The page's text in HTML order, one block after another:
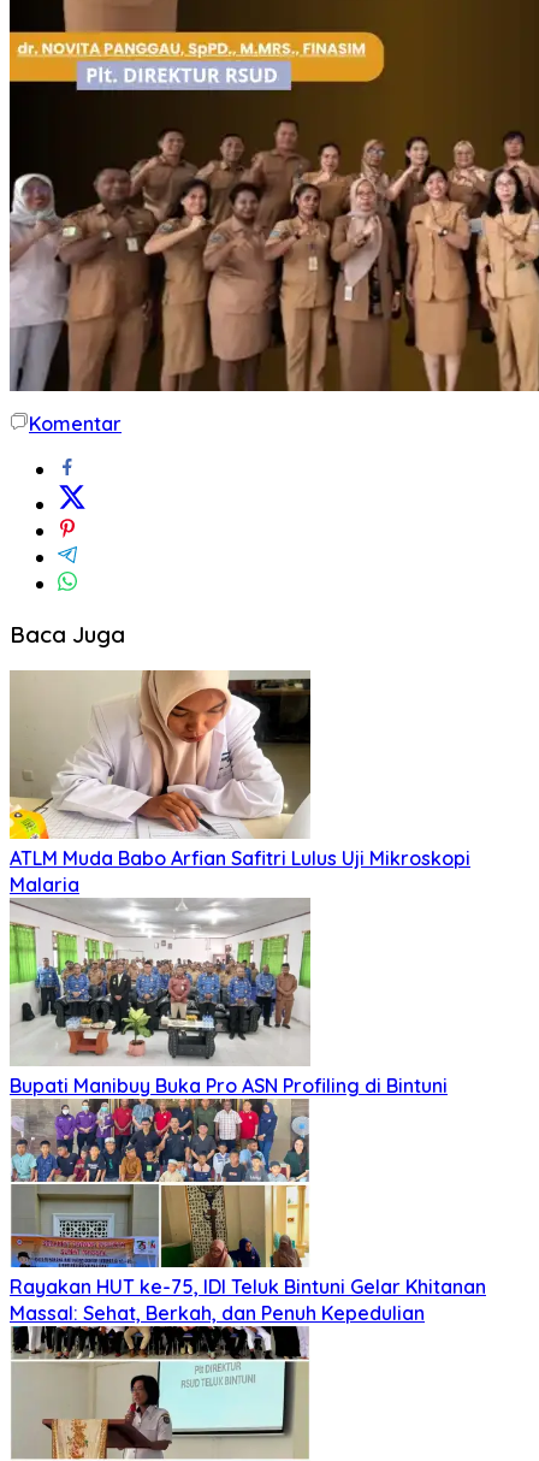
Komentar
Baca Juga
ATLM Muda Babo Arfian Safitri Lulus Uji Mikroskopi
Malaria
Bupati Manibuy Buka Pro ASN Profiling di Bintuni
Rayakan HUT ke-75, IDI Teluk Bintuni Gelar Khitanan
Massal: Sehat, Berkah, dan Penuh Kepedulian